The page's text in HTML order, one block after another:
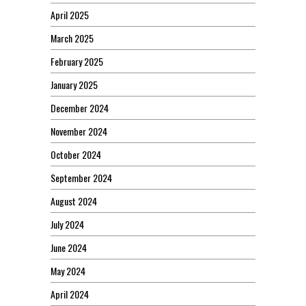
April 2025
March 2025
February 2025
January 2025
December 2024
November 2024
October 2024
September 2024
August 2024
July 2024
June 2024
May 2024
April 2024